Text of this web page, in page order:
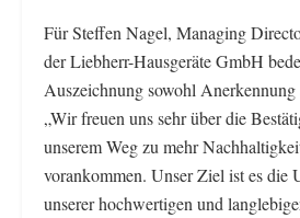
Für Steffen Nagel, Managing
der Liebherr-Hausgeräte GmbH
Auszeichnung sowohl
„Wir freuen uns sehr über die
unserem Weg zu mehr
vorankommen. Unser Ziel ist es die
unserer hochwertigen und